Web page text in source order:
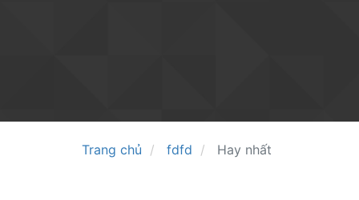
Trang chủ fdfd Hay nhất